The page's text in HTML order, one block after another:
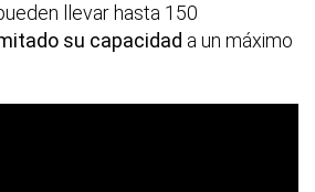
llevar hasta 150
su capacidad a un máximo